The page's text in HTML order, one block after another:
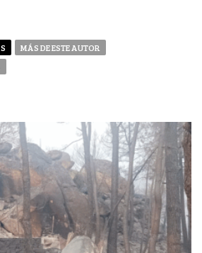
MÁS DE ESTE AUTOR